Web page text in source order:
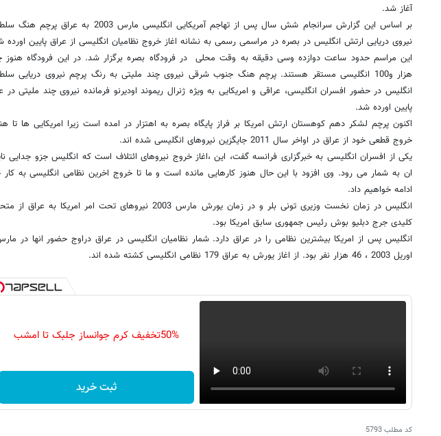
آغاز شد.
بر اساس این گزارش سرانجام شش سال پس از تهاجم آمریکایی انگلیسی مارس 2003 به عراق
نیروی دریایی ارتش انگلیس در بصره در مراسمی رسمی به نشانه اغاز خروج نظامیان انگلیسی از عراق پایین اورده
این مراسم حدود ساعت دوازده وسی دقیقه به وقت محلی در فرودگاه بصره برگزار شد. در این فرودگاه هنوز
هزار و100 انگلیسی مستقر هستند. پرچم هنگ جنوب شرقی نیروی چند ملیتی به رنگ پرچم نیروی دریایی
انگلیس در حضور افسران انگلیسی،‌ عراقی و امریکایی به ویژه ژنرال ریموند اودیرنو فرمانده نیروی چند ملیتی در
پایین اورده شد.
اکنون پرچم لشکر دهم کوهستان ارتش امریکا بر فراز پایگاه بصره به اهتزار در امده است زیرا امریکایی ها تا
خروج قطعی خود از عراق در اواخر سال 2011 جایگزین نیروهای انگلیسی شده اند.
یکی از افسران انگلیسی به خبرگزاری فرانسه گفت، این ،اغاز خروج نیروهای ائتلاف است که انگلیس جزو جدایی
ان به شمار می رود. وی افزود با این حال هنوز کارهایی مانده است و ما تا خروج اخرین نظامی انگلیسی به کار
ادامه خواهیم داد.
انگلیس در زمان نخست وزیری تونی بلر و در زمان یورش مارس 2003 نیروهای تحت امر امریکا به عراق
کلیدی جرج دبلیو بوش رئیس جمهوری سابق امریکا بود.
انگلیس پس از امریکا بیشترین نظامی را در عراق دارد. شمار نظامیان انگلیسی در عراق دراوج حضور انها در
اوریل 2003 ، 46 هزار نفر بود. از اغاز یورش به عراق 179 نظامی انگلیسی کشته شده اند.
50%تخفیف کرم جوانساز جلبک تا امشب
ثبت خرید
کد مطلب5793